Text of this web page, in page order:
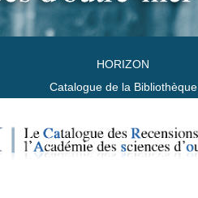
HORIZON
Catalogue de la Bibliothèque